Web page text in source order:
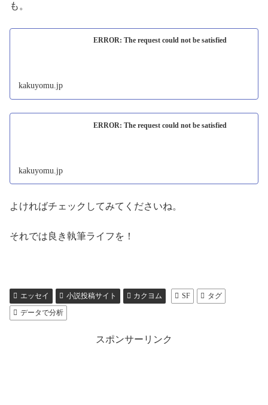
も。
ERROR: The request could not be satisfied
kakuyomu.jp
ERROR: The request could not be satisfied
kakuyomu.jp
よければチェックしてみてくださいね。
それでは良き執筆ライフを！
エッセイ 小説投稿サイト カクヨム SF
タグ
データで分析
スポンサーリンク